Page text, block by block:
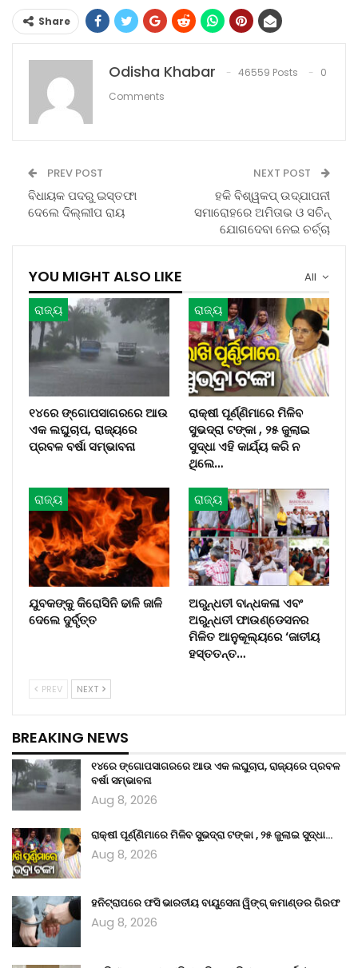
Share
Odisha Khabar 46559 Posts
0
Comments
PREV POST
ବିଧାୟକ ପଦରୁ ଇସ୍ତଫା
ଦେଲେ ଦିଲ୍ଲୀପ ରାୟ
NEXT POST
ହକି ବିଶ୍ୱକପ୍‌ ଉଦ୍‌ଯାପନୀ
ସମାରୋହରେ ଅମିତାଭ ଓ ସଚିନ୍‌
ଯୋଗଦେବା ନେଇ ଚର୍ଚ୍ଚା
All
YOU MIGHT ALSO LIKE
ରାଜ୍ୟ
୧୪ରେ ଙ୍ଗୋପସାଗରରେ ଆଉ
ଏକ ଲଘୁଚାପ, ରାଜ୍ୟରେ
ପ୍ରବଳ ବର୍ଷା ସମ୍ଭାବନା
ରାଜ୍ୟ
ରାକ୍ଷୀ ପୂର୍ଣ୍ଣିମାରେ ମିଳିବ
ସୁଭଦ୍ରା ଟଙ୍କା , ୨୫ ଜୁଲାଇ
ସୁଦ୍ଧା ଏହି କାର୍ଯ୍ୟ କରି ନ
ଥିଲେ…
ରାଜ୍ୟ
ଯୁବକଙ୍କୁ କିରୋସିନି ଢାଳି ଜାଳି
ଦେଲେ ଦୁର୍ବୃତ୍ତ
ରାଜ୍ୟ
ଅରୁନ୍ଧତୀ ବାନ୍ଧକଳା ଏବଂ
ଅରୁନ୍ଧତୀ ଫାଉଣ୍ଡେସନର
ମିଳିତ ଆନୁକୂଲ୍ୟରେ ‘ଜାତୀୟ
ହସ୍ତତନ୍ତ…
PREV NEXT
BREAKING NEWS
୧୪ରେ ଙ୍ଗୋପସାଗରରେ ଆଉ ଏକ ଲଘୁଚାପ, ରାଜ୍ୟରେ ପ୍ରବଳ
ବର୍ଷା ସମ୍ଭାବନା
Aug 8, 2026
ରାକ୍ଷୀ ପୂର୍ଣ୍ଣିମାରେ ମିଳିବ ସୁଭଦ୍ରା ଟଙ୍କା , ୨୫ ଜୁଲାଇ ସୁଦ୍ଧା…
Aug 8, 2026
ହନିଟ୍ରାପରେ ଫସି ଭାରତୀୟ ବାୟୁସେନା ୱିଙ୍ଗ୍ କମାଣ୍ଡର ଗିରଫ
Aug 8, 2026